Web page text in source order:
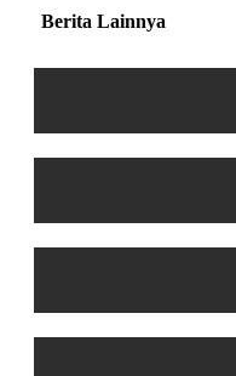
Berita Lainnya